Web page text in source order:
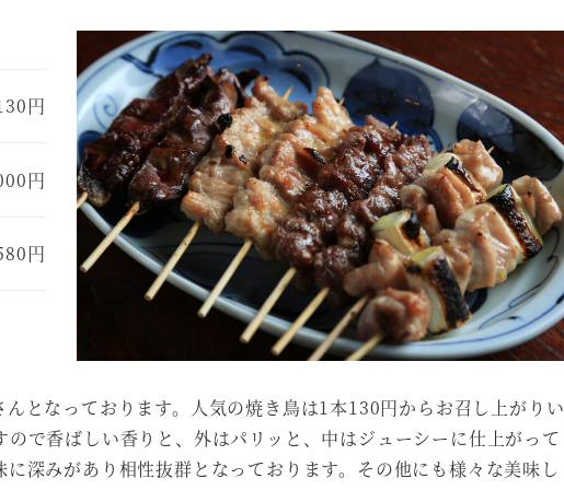
円
円
円
となっております。人気の焼き鳥は1本130円からお召し上がりい
で香ばしい香りと、外はパリッと、中はジューシーに仕上がって
深みがあり相性抜群となっております。その他にも様々な美味し